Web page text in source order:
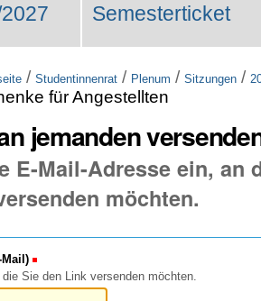
Semesterticket
/ Studentinnenrat / Plenum / Sitzungen /
für Angestellten
jemanden
E-Mail-Adresse ein, an
möchten.
Sie den Link versenden möchten.